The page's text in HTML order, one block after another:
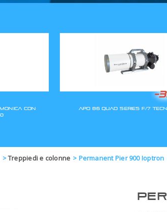
>Treppiedi e colonne > Permanent Pier 900 Ioptron